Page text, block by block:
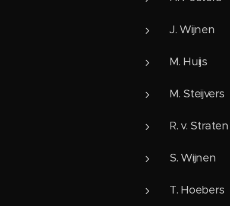
J. Wijnen
M. Huijs
M. Steijvers
R. v. Straten
S. Wijnen
T. Hoebers